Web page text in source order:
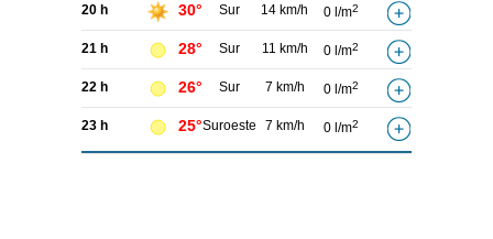
20 h 30° Sur 14 km/h 0 l/m2
21 h 28° Sur 11 km/h 0 l/m2
22 h 26° Sur 7 km/h 0 l/m2
23 h 25°Suroeste 7 km/h 0 l/m2